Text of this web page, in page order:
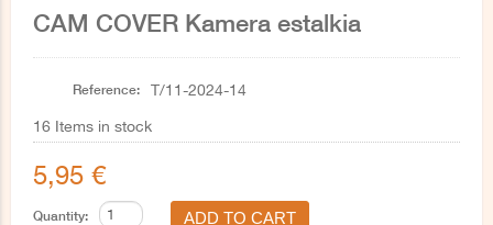
CAM COVER Kamera estalkia
Reference: T/11-2024-14
16 Items in stock
5,95 €
Quantity: